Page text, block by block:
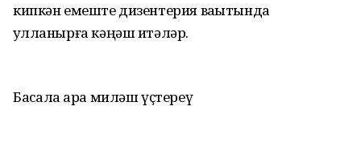
кипкән емеште дизентерия ваҡытында
ҡулланырға кәңәш итәләр.
Баҡсала ҡара миләш үҫтереү